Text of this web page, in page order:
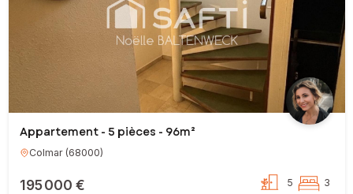
Appartement - 5 pièces - 96m²
Colmar(68000)
195 000 € 5 3